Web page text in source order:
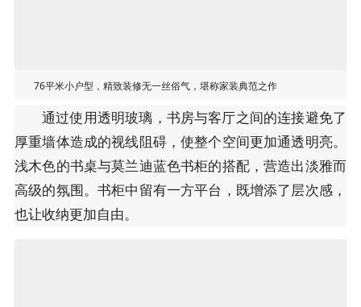
76平米小户型，精致装修无一丝俗气，堪称家装典范之作
通过使用透明玻璃，书房与客厅之间的连接避免了
厚重墙体造成的视线阻碍，使整个空间更加通透明亮。
浅木色的书桌与莫兰迪蓝色书柜的搭配，营造出淡雅而
高级的氛围。书柜中留有一方平台，既增添了层次感，
也让收纳更加自由。